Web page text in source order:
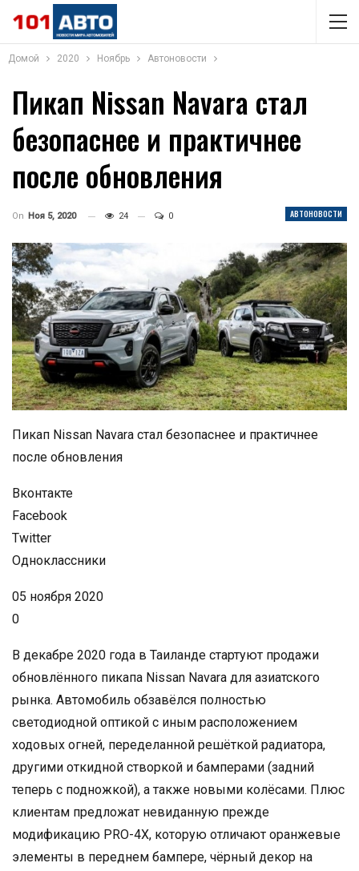
Домой 2020 Ноябрь Автоновости
Пикап Nissan Navara стал
безопаснее и практичнее
после обновления
АВТОНОВОСТИ
On Ноя 5, 2020 24 0
Пикап Nissan Navara стал безопаснее и практичнее
после обновления
Вконтакте
Facebook
Twitter
Одноклассники
05 ноября 2020
0
В декабре 2020 года в Таиланде стартуют продажи
обновлённого пикапа Nissan Navara для азиатского
рынка. Автомобиль обзавёлся полностью
светодиодной оптикой с иным расположением
ходовых огней, переделанной решёткой радиатора,
другими откидной створкой и бамперами (задний
теперь с подножкой), а также новыми колёсами. Плюс
клиентам предложат невиданную прежде
модификацию PRO-4X, которую отличают оранжевые
элементы в переднем бампере, чёрный декор на